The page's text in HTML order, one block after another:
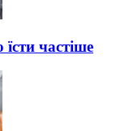
частіше